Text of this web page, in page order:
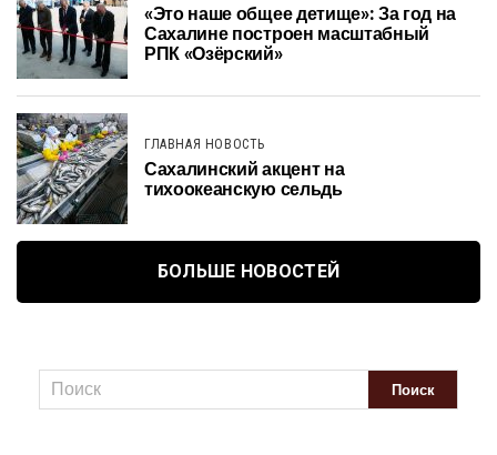
«Это наше общее детище»: За год на
Сахалине построен масштабный
РПК «Озёрский»
ГЛАВНАЯ НОВОСТЬ
Сахалинский акцент на
тихоокеанскую сельдь
БОЛЬШЕ НОВОСТЕЙ